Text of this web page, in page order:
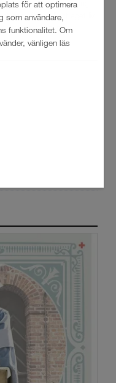
för att optimera
som användare,
funktionalitet. Om
vänligen läs
romanserie om en ung,
och rätten till sitt eget liv.
Klav (pseudonym).